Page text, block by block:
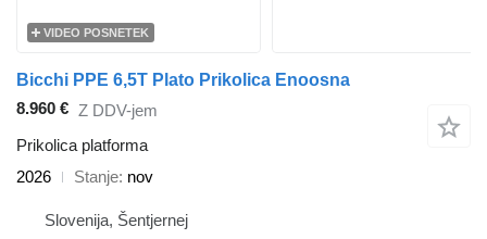
VIDEO POSNETEK
Bicchi PPE 6,5T Plato Prikolica Enoosna
8.960 € Z DDV-jem
Prikolica platforma
2026
Stanje nov
Slovenija, Šentjernej